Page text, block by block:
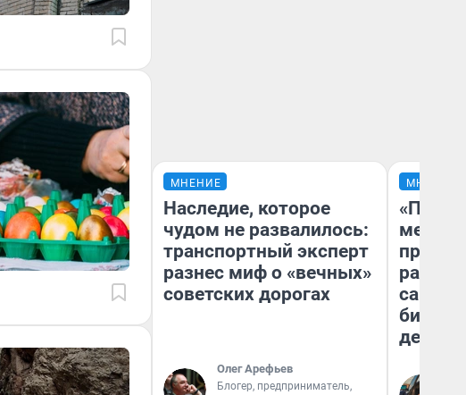
МНЕНИЕ
Наследие, которое
чудом не развалилось:
транспортный эксперт
разнес миф о «вечных»
советских дорогах
Олег Арефьев
Блогер, предприниматель,
МНЕНИЕ
самом